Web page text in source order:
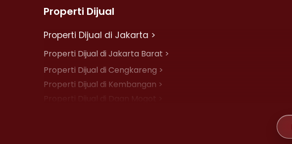
Properti Dijual
Properti Dijual di Jakarta >
Properti Dijual di Jakarta Barat >
Properti Dijual di Cengkareng >
Properti Dijual di Kembangan >
Properti Dijual di Daan Mogot >